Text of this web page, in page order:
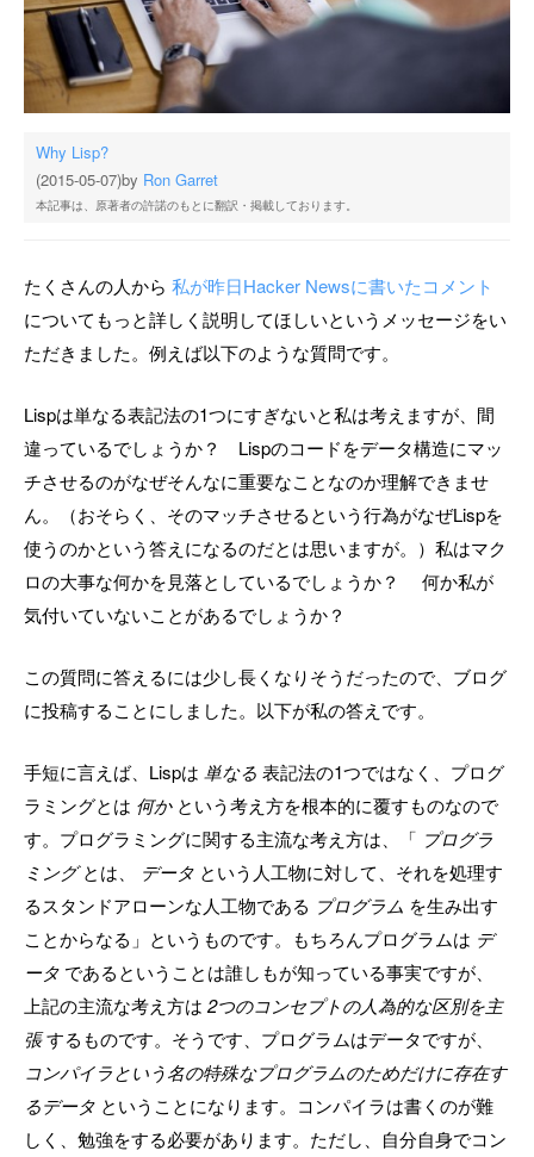
Why Lisp?
(2015-05-07)by Ron Garret
本記事は、原著者の許諾のもとに翻訳・掲載しております。
たくさんの人から 私が昨日Hacker Newsに書いたコメント
についてもっと詳しく説明してほしいというメッセージをい
ただきました。例えば以下のような質問です。
Lispは単なる表記法の1つにすぎないと私は考えますが、間
違っているでしょうか？ Lispのコードをデータ構造にマッ
チさせるのがなぜそんなに重要なことなのか理解できませ
ん。（おそらく、そのマッチさせるという行為がなぜLispを
使うのかという答えになるのだとは思いますが。）私はマク
ロの大事な何かを見落としているでしょうか？ 何か私が
気付いていないことがあるでしょうか？
この質問に答えるには少し長くなりそうだったので、ブログ
に投稿することにしました。以下が私の答えです。
手短に言えば、Lispは 単なる 表記法の1つではなく、プログ
ラミングとは 何かという考え方を根本的に覆すものなので
す。プログラミングに関する主流な考え方は、「 プログラ
ミングとは、 データ という人工物に対して、それを処理す
るスタンドアローンな人工物である プログラム を生み出す
ことからなる」というものです。もちろんプログラムは デ
ータ であるということは誰しもが知っている事実ですが、
上記の主流な考え方は 2つのコンセプトの人為的な区別を主
張するものです。そうです、プログラムはデータですが、
コンパイラという名の特殊なプログラムのためだけに存在す
るデータ ということになります。コンパイラは書くのが難
しく、勉強をする必要があります。ただし、自分自身でコン